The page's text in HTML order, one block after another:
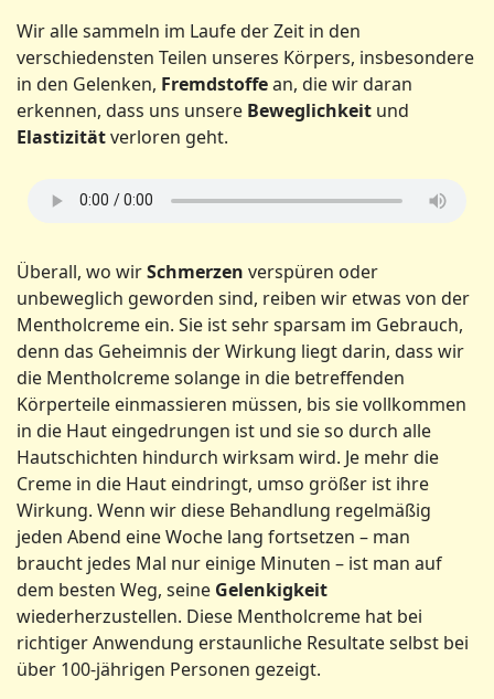
Wir alle sammeln im Laufe der Zeit in den
verschiedensten Teilen unseres Körpers, insbesondere
in den Gelenken, Fremdstoffean, die wir daran
erkennen, dass uns unsere Beweglichkeit und
Elastizitätverloren geht.
Überall, wo wirSchmerzen verspüren oder
unbeweglich geworden sind, reiben wir etwas von der
Mentholcreme ein. Sie ist sehr sparsam im Gebrauch,
denn das Geheimnis der Wirkung liegt darin, dass wir
die Mentholcreme solange in die betreffenden
Körperteile einmassieren müssen, bis sie vollkommen
in die Haut eingedrungen ist und sie so durch alle
Hautschichten hindurch wirksam wird. Je mehr die
Creme in die Haut eindringt, umso größer ist ihre
Wirkung. Wenn wir diese Behandlung regelmäßig
jeden Abend eine Woche lang fortsetzen – man
braucht jedes Mal nur einige Minuten – ist man auf
dem besten Weg, seine Gelenkigkeit
wiederherzustellen. Diese Mentholcreme hat bei
richtiger Anwendung erstaunliche Resultate selbst bei
über 100-jährigen Personen gezeigt.